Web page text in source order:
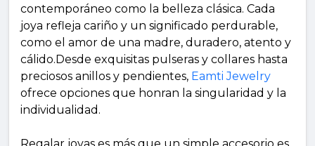
contemporáneo como la belleza clásica. Cada
joya refleja cariño y un significado perdurable,
como el amor de una madre, duradero, atento y
cálido.Desde exquisitas pulseras y collares hasta
preciosos anillos y pendientes, Eamti Jewelry
ofrece opciones que honran la singularidad y la
individualidad.